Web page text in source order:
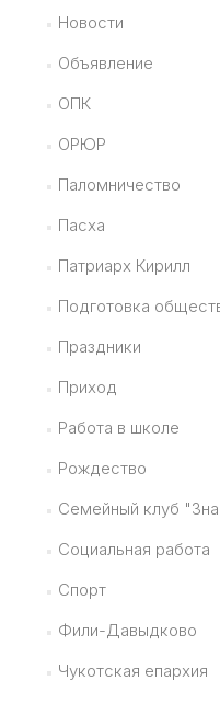
Новости
Объявление
ОПК
ОРЮР
Паломничество
Пасха
Патриарх Кирилл
Подготовка
Праздники
Приход
Работа в школе
Рождество
Семейный клуб
Социальная работа
Спорт
Фили-Давыдково
Чукотская епархия